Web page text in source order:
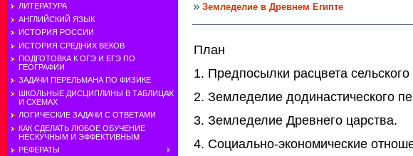
ЛИТЕРАТУРА
АНГЛИЙСКИЙ ЯЗЫК
ИСТОРИЯ РОССИИ
ИСТОРИЯ СРЕДНИХ ВЕКОВ
ПОДГОТОВКА К ОГЭ И ЕГЭ ПО
ГЕОГРАФИИ
ЗАДАЧИ ПЕРЕЛЬМАНА ПО ФИЗИКЕ
ШКОЛЬНЫЕ ДИСЦИПЛИНЫ В ТАБЛИЦАХ
И СХЕМАХ
ЛОГИЧЕСКИЕ ЗАДАЧИ С ОТВЕТАМИ
КАК СДЕЛАТЬ ЛЮБОЕ ОБУЧЕНИЕ
НЕСКУЧНЫМ И ЭФФЕКТИВНЫМ
РЕФЕРАТЫ
Земледелие в Древнем Египте
План
1. Предпосылки расцвета
2. Земледелие додинастического
3. Земледелие Древнего царства.
4. Социально-экономические